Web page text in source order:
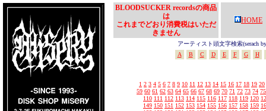
BLOODSUCKER recordsの商品
は
これまでどおり消費税はいただ
きません
HOME
アーティスト頭文字検索(serach
A
B C D E F G H
1 2 3 4 5 6 7 8 9 10 11 12 13 14 15 16 17 18 19 20
59 60 61 62 63 64 65 66 67 68 69 70 71 72 73 74 75
110 111 112 113 114 115 116 117 118 119 120
149 150 151 152 153 154 155 156 157 158 159